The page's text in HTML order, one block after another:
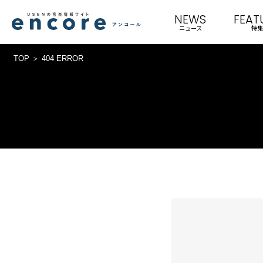
NEWS
ニュース 特集
TOP 404 ERROR